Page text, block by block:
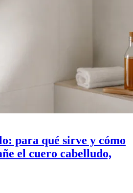
para qué sirve y cómo
el cuero cabelludo,